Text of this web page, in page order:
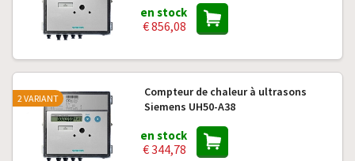
en stock
€ 856,08
Compteur de chaleur à ultrasons
Siemens UH50-A38
en stock
€ 344,78
2 VARIANT